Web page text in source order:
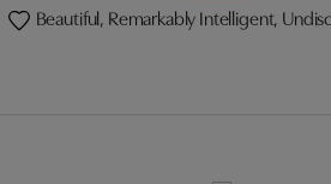
Beautiful, Remarkably Intelligent,